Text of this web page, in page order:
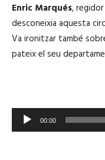
o
d
u
c
r
Enric Marqués,
desconeixia aquesta
Va ironitzar també
pateix el seu
e
00:00